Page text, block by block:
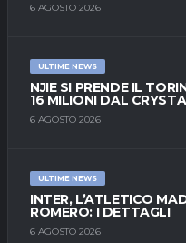
6 AGOSTO 2026
ULTIME NEWS
NJIE SI PRENDE IL
16 MILIONI DAL
6 AGOSTO 2026
ULTIME NEWS
INTER, L’ATLETICO
ROMERO: I DETTAGLI
6 AGOSTO 2026